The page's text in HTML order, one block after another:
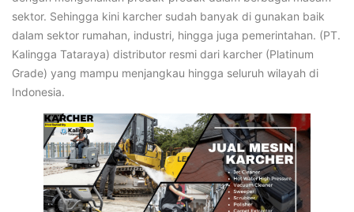
sektor. Sehingga kini karcher sudah banyak di gunakan baik
dalam sektor rumahan, industri, hingga juga pemerintahan. (PT.
Kalingga Tataraya) distributor resmi dari karcher (Platinum
Grade) yang mampu menjangkau hingga seluruh wilayah di
Indonesia.